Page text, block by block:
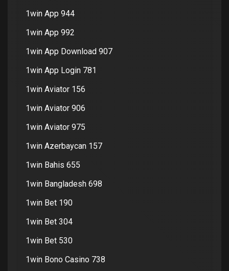
1win App 944
1win App 992
1win App Download 907
1win App Login 781
1win Aviator 156
1win Aviator 906
1win Aviator 975
1win Azerbaycan 157
1win Bahis 655
1win Bangladesh 698
1win Bet 190
1win Bet 304
1win Bet 530
1win Bono Casino 738